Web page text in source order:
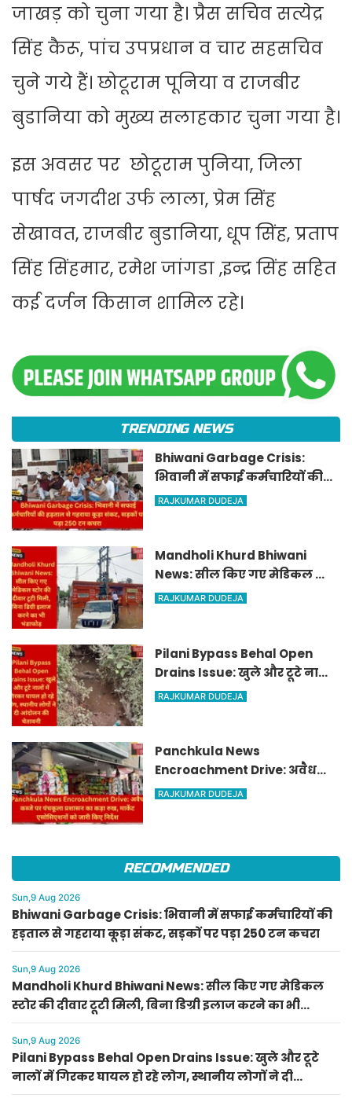
जाखड़ को चुना गया है। प्रैस सचिव सत्येद्र
सिंह कैरू, पांच उपप्रधान व चार सहसचिव
चुने गये हैं। छोटूराम पूनिया व राजबीर
बुडानिया को मुख्य सलाहकार चुना गया है।
इस अवसर पर छोटूराम पुनिया, जिला
पार्षद जगदीश उर्फ लाला, प्रेम सिंह
सेखावत, राजबीर बुडानिया, धूप सिंह, प्रताप
सिंह सिंहमार, रमेश जांगडा ,इन्द्र सिंह सहित
कई दर्जन किसान शामिल रहे।
TRENDING NEWS
Bhiwani Garbage Crisis:
भिवानी में सफाई कर्मचारियों की
हड़ताल से गहराया कूड़ा संकट,
RAJKUMAR DUDEJA
Mandholi Khurd Bhiwani
News: सील किए गए मेडिकल स्टोर
की दीवार टूटी मिली, बिना डिग्री
RAJKUMAR DUDEJA
Pilani Bypass Behal Open
Drains Issue: खुले और टूटे नालों
में गिरकर घायल हो रहे लोग,
RAJKUMAR DUDEJA
Panchkula News
Encroachment Drive: अवैध
कब्जे पर पंचकूला प्रशासन का कड़ा
RAJKUMAR DUDEJA
RECOMMENDED
Sun,9 Aug 2026
Bhiwani Garbage Crisis: भिवानी में सफाई कर्मचारियों की
हड़ताल से गहराया कूड़ा संकट, सड़कों पर पड़ा 250 टन कचरा
Sun,9 Aug 2026
Mandholi Khurd Bhiwani News: सील किए गए मेडिकल
स्टोर की दीवार टूटी मिली, बिना डिग्री इलाज करने का भी
भंडाफोड़
Sun,9 Aug 2026
Pilani Bypass Behal Open Drains Issue: खुले और टूटे
नालों में गिरकर घायल हो रहे लोग, स्थानीय लोगों ने दी